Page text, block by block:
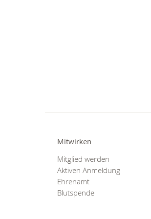
Mitwirken
Mitglied werden
Aktiven Anmeldung
Ehrenamt
Blutspende